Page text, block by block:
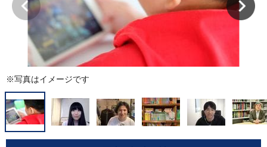
※写真はイメージです